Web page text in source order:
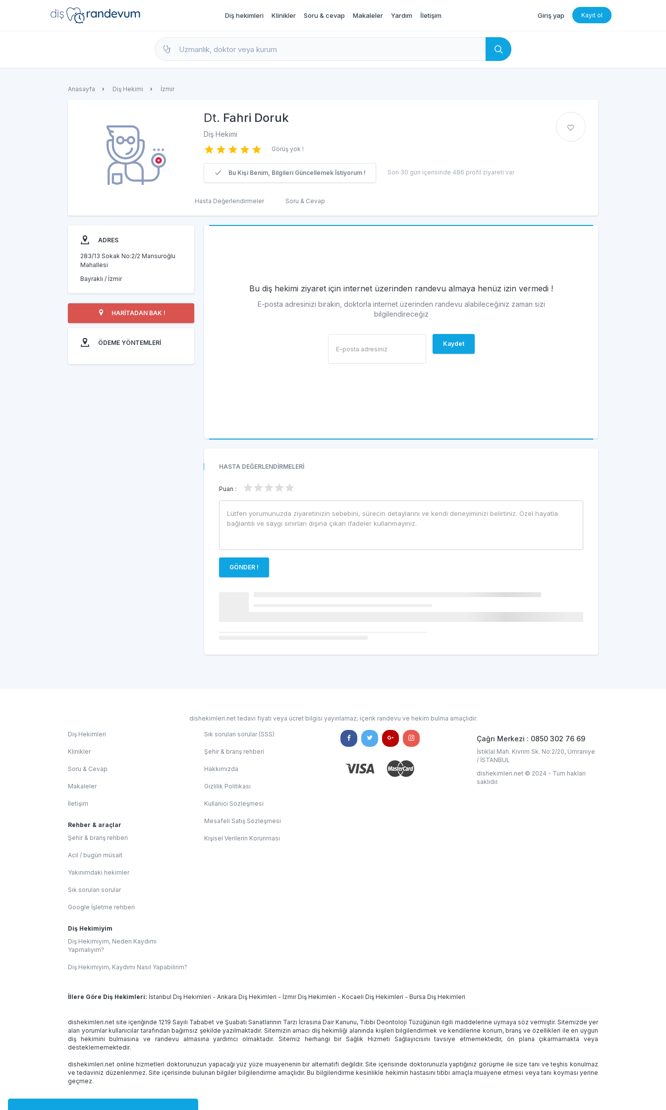
dishekimleri.net - Diş Hekimi Bul, Yorumları İncele ve Randevu Al Giriş yap Kayıt ol
Diş hekimleri Klinikler Soru & cevap Makaleler Yardım İletişim
Anasayfa Diş Hekimi İzmir
Dt. Fahri Doruk
Diş Hekimi
Görüş yok !
Bu Kişi Benim, Bilgileri Güncellemek İstiyorum ! Son 30 gün içerisinde 486 profil ziyareti var
Hasta Değerlendirmeler Soru & Cevap
ADRES
283/13 Sokak No:2/2 Mansuroğlu
Mahallesi
Bayraklı / İzmir
HARİTADAN BAK !
ÖDEME YÖNTEMLERİ
Bu diş hekimi ziyaret için internet üzerinden randevu almaya henüz izin vermedi !
E-posta adresinizi bırakın, doktorla internet üzerinden randevu alabileceğiniz zaman sizi
bilgilendireceğiz
Kaydet
HASTA DEĞERLENDİRMELERİ
Puan :
GÖNDER !
dishekimleri.net tedavi fiyatı veya ücret bilgisi yayınlamaz; içerik randevu ve hekim bulma amaçlıdır.
Diş Hekimleri
Klinikler
Soru & Cevap
Makaleler
İletişim
Rehber & araçlar
Şehir & branş rehberi
Acil / bugün müsait
Yakınımdaki hekimler
Sık sorulan sorular
Google İşletme rehberi
Diş Hekimiyim
Diş Hekimiyim, Neden Kaydımı
Yapmalıyım?
Diş Hekimiyim, Kaydımı Nasıl Yapabilirim?
Sık sorulan sorular (SSS)
Şehir & branş rehberi
Hakkımızda
Gizlilik Politikası
Kullanıcı Sözleşmesi
Mesafeli Satış Sözleşmesi
Kişisel Verilerin Korunması
Çağrı Merkezi : 0850 302 76 69
İstiklal Mah. Kıvrım Sk. No:2/20, Ümraniye
/ İSTANBUL
dishekimleri.net © 2024 - Tüm hakları
saklıdır.
İllere Göre Diş Hekimleri: İstanbul Diş Hekimleri - Ankara Diş Hekimleri - İzmir Diş Hekimleri - Kocaeli Diş Hekimleri - Bursa Diş Hekimleri
dishekimleri.net site içeriğinde 1219 Sayılı Tababet ve Şuabatı Sanatlarının Tarzı İcrasına Dair Kanunu, Tıbbi Deontoloji Tüzüğünün ilgili maddelerine uymaya söz vermiştir. Sitemizde yer
alan yorumlar kullanıcılar tarafından bağımsız şekilde yazılmaktadır. Sitemizin amacı diş hekimliği alanında kişileri bilgilendirmek ve kendilerine konum, branş ve özellikleri ile en uygun
diş hekimini bulmasına ve randevu almasına yardımcı olmaktadır. Sitemiz herhangi bir Sağlık Hizmeti Sağlayıcısını tavsiye etmemektedir, ön plana çıkarmamakta veya
desteklememektedir.
dishekimleri.net online hizmetleri doktorunuzun yapacağı yüz yüze muayenenin bir alternatifi değildir. Site içerisinde doktorunuzla yaptığınız görüşme ile size tanı ve teşhis konulmaz
ve tedaviniz düzenlenmez. Site içerisinde bulunan bilgiler bilgilendirme amaçlıdır. Bu bilgilendirme kesinlikle hekimin hastasını tıbbi amaçla muayene etmesi veya tanı koyması yerine
geçmez.